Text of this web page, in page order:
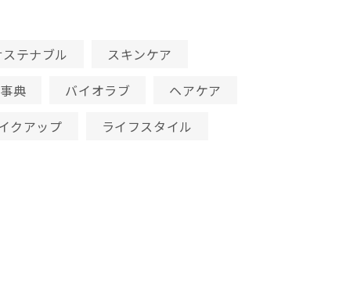
テナブル
スキンケア
典 バイオラブ
ヘアケア
クアップ
ライフスタイル